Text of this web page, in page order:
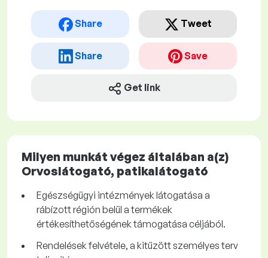
Share Tweet
Share Save
Get link
Milyen munkát végez általában a(z)
Orvoslátogató, patikalátogató
Egészségügyi intézmények látogatása a
rábízott régión belül a termékek
értékesíthetőségének támogatása céljából.
Rendelések felvétele, a kitűzött személyes terv